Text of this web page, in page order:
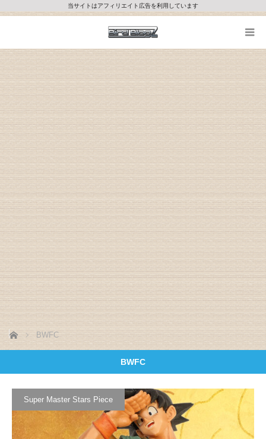
当サイトはアフィリエイト広告を利用しています
ホーム BWFC
BWFC
Super Master Stars Piece